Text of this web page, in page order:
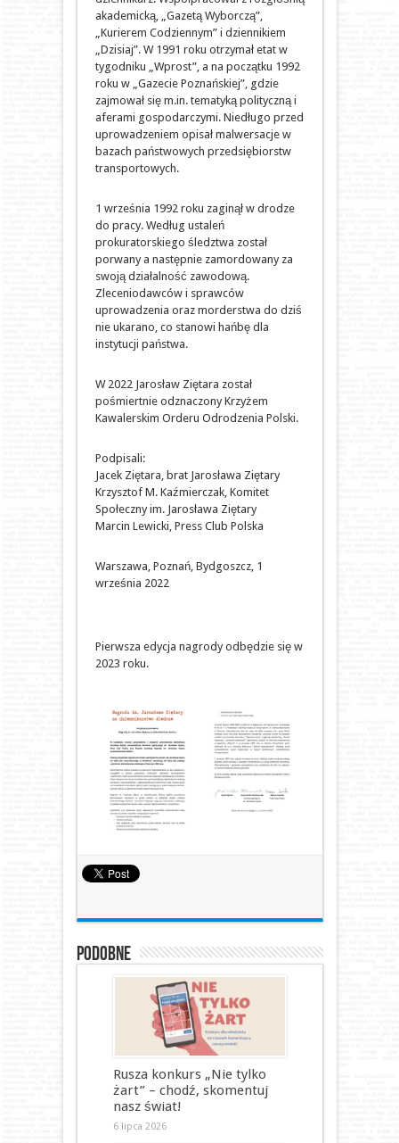
akademicką, „Gazetą Wyborczą”,
„Kurierem Codziennym” i dziennikiem
„Dzisiaj”. W 1991 roku otrzymał etat w
tygodniku „Wprost”, a na początku 1992
roku w „Gazecie Poznańskiej”, gdzie
zajmował się m.in. tematyką polityczną i
aferami gospodarczymi. Niedługo przed
uprowadzeniem opisał malwersacje w
bazach państwowych przedsiębiorstw
transportowych.
1 września 1992 roku zaginął w drodze
do pracy. Według ustaleń
prokuratorskiego śledztwa został
porwany a następnie zamordowany za
swoją działalność zawodową.
Zleceniodawców i sprawców
uprowadzenia oraz morderstwa do dziś
nie ukarano, co stanowi hańbę dla
instytucji państwa.
W 2022 Jarosław Ziętara został
pośmiertnie odznaczony Krzyżem
Kawalerskim Orderu Odrodzenia Polski.
Podpisali:
Jacek Ziętara, brat Jarosława Ziętary
Krzysztof M. Kaźmierczak, Komitet
Społeczny im. Jarosława Ziętary
Marcin Lewicki, Press Club Polska
Warszawa, Poznań, Bydgoszcz, 1
września 2022
Pierwsza edycja nagrody odbędzie się w
2023 roku.
Podobne
Rusza konkurs „Nie tylko
żart” – chodź, skomentuj
nasz świat!
6 lipca 2026